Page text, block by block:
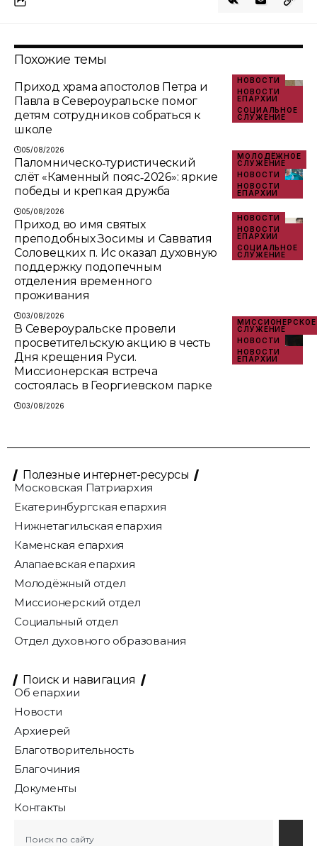
Похожие темы
НОВОСТИ
НОВОСТИ
ЕПАРХИИ
СОЦИАЛЬНОЕ
СЛУЖЕНИЕ
Приход храма апостолов Петра и
Павла в Североуральске помог
детям сотрудников собраться к
школе
05/08/2026
МОЛОДЁЖНОЕ
СЛУЖЕНИЕ
НОВОСТИ
НОВОСТИ
ЕПАРХИИ
Паломническо‑туристический
слёт «Каменный пояс‑2026»: яркие
победы и крепкая дружба
05/08/2026
НОВОСТИ
НОВОСТИ
ЕПАРХИИ
СОЦИАЛЬНОЕ
СЛУЖЕНИЕ
Приход во имя святых
преподобных Зосимы и Савватия
Соловецких п. Ис оказал духовную
поддержку подопечным
отделения временного
проживания
03/08/2026
МИССИОНЕРСКОЕ
СЛУЖЕНИЕ
НОВОСТИ
НОВОСТИ
ЕПАРХИИ
В Североуральске провели
просветительскую акцию в честь
Дня крещения Руси.
Миссионерская встреча
состоялась в Георгиевском парке
03/08/2026
Полезные интернет-ресурсы
Московская Патриархия
Екатеринбургская епархия
Нижнетагильская епархия
Каменская епархия
Алапаевская епархия
Молодёжный отдел
Миссионерский отдел
Социальный отдел
Отдел духовного образования
Поиск и навигация
Об епархии
Новости
Архиерей
Благотворительность
Благочиния
Документы
Контакты